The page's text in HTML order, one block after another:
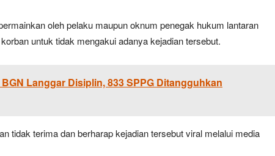
oleh pelaku maupun oknum penegak hukum lantaran
untuk tidak mengakui adanya kejadian tersebut.
Langgar Disiplin, 833 SPPG Ditangguhkan
tidak terima dan berharap kejadian tersebut viral melalui media